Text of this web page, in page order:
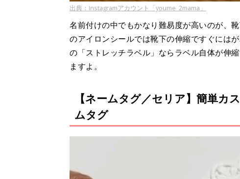
出典：Instagramアカウント「youme_2mama」
名前付けの中でもかなり難易度が高いのが、
のアイロンシールでは靴下の伸縮ですぐには
の「ストレッチラベル」ならラベル自体が伸
ますよ。
【ネームタグ／セリア】簡単カ
ムタグ